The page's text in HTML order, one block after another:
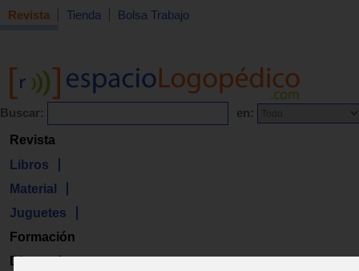
Revista Tienda Bolsa Trabajo
Buscar: en:
Revista
Libros
Material
Juguetes
Formación
Directorio